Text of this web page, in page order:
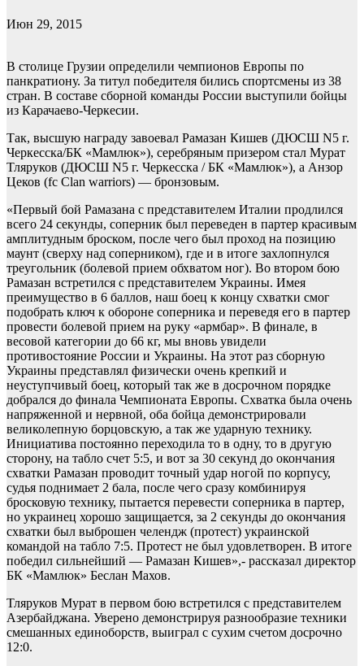
Июн 29, 2015
В столице Грузии определили чемпионов Европы по
панкратиону. За титул победителя бились спортсмены из 38
стран. В составе сборной команды России выступили бойцы
из Карачаево-Черкесии.
Так, высшую награду завоевал Рамазан Кишев (ДЮСШ N5 г.
Черкесска/БК «Мамлюк»), серебряным призером стал Мурат
Тляруков (ДЮСШ N5 г. Черкесска / БК «Мамлюк»), а Анзор
Цеков (fc Clan warriors) — бронзовым.
«Первый бой Рамазана с представителем Италии продлился
всего 24 секунды, соперник был переведен в партер красивым
амплитудным броском, после чего был проход на позицию
маунт (сверху над соперником), где и в итоге захлопнулся
треугольник (болевой прием обхватом ног). Во втором бою
Рамазан встретился с представителем Украины. Имея
преимущество в 6 баллов, наш боец к концу схватки смог
подобрать ключ к обороне соперника и переведя его в партер
провести болевой прием на руку «армбар». В финале, в
весовой категории до 66 кг, мы вновь увидели
противостояние России и Украины. На этот раз сборную
Украины представлял физически очень крепкий и
неуступчивый боец, который так же в досрочном порядке
добрался до финала Чемпионата Европы. Схватка была очень
напряженной и нервной, оба бойца демонстрировали
великолепную борцовскую, а так же ударную технику.
Инициатива постоянно переходила то в одну, то в другую
сторону, на табло счет 5:5, и вот за 30 секунд до окончания
схватки Рамазан проводит точный удар ногой по корпусу,
судья поднимает 2 бала, после чего сразу комбинируя
бросковую технику, пытается перевести соперника в партер,
но украинец хорошо защищается, за 2 секунды до окончания
схватки был выброшен челендж (протест) украинской
командой на табло 7:5. Протест не был удовлетворен. В итоге
победил сильнейший — Рамазан Кишев»,- рассказал директор
БК «Мамлюк» Беслан Махов.
Тляруков Мурат в первом бою встретился с представителем
Азербайджана. Уверено демонстрируя разнообразие техники
смешанных единоборств, выиграл с сухим счетом досрочно
12:0.